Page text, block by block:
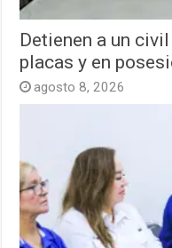
Detienen a un
placas y en
agosto 8, 2026